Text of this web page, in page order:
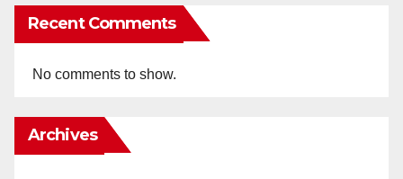
Recent Comments
No comments to show.
Archives